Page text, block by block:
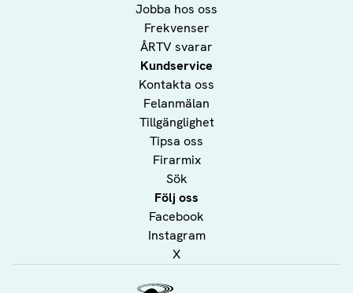
Jobba hos oss
Frekvenser
ÅRTV svarar
Kundservice
Kontakta oss
Felanmälan
Tillgänglighet
Tipsa oss
Firarmix
Sök
Följ oss
Facebook
Instagram
X